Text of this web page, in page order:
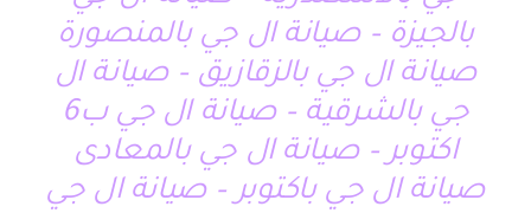
بالجيزة – صيانة ال جي بالمنصورة
صيانة ال جي بالزقازيق – صيانة ال
جي بالشرقية – صيانة ال جي ب6
اكتوبر – صيانة ال جي بالمعادى
صيانة ال جي باكتوبر – صيانة ال جي